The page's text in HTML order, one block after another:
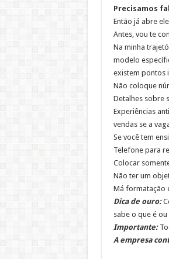
Precisamos
Então já abre
Antes, vou te
Na minha
modelo
existem pontos
Não coloque
Detalhes sobre
Experiências
vendas se a
Se você tem
Telefone para
Colocar
Não ter um
Má formatação
Dica de ouro:
sabe o que é
Importante:
A empresa